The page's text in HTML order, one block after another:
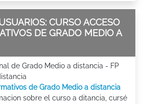
CURSO ACCESO
DE GRADO MEDIO A
de Grado Medio a distancia - FP
de Grado Medio a distancia
sobre el curso a ditancia, cursé